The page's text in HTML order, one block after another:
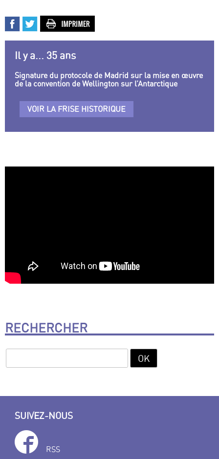
Il y a... 35 ans
Signature du protocole de Madrid sur la mise en œuvre
de la convention de Wellington sur l’Antarctique
VOIR LA FRISE HISTORIQUE
RECHERCHER
SUIVEZ-NOUS
RSS